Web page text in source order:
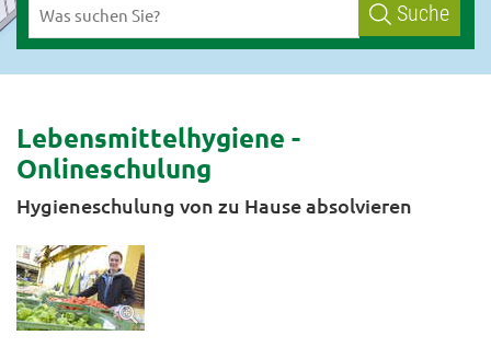
Suche
Lebensmittelhygiene -
Onlineschulung
Hygieneschulung von zu Hause absolvieren